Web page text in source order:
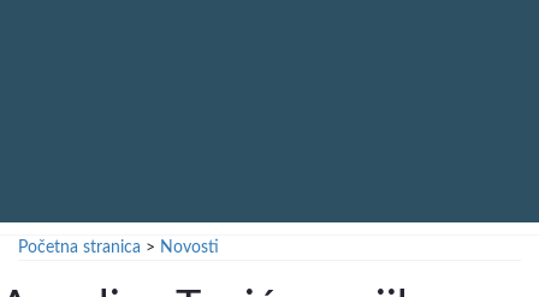
Početna stranica > Novosti